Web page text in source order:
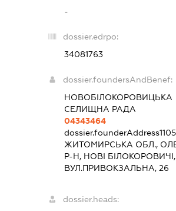
-
dossier.edrpo:
34081763
dossier.foundersAndBenef:
НОВОБІЛОКОРОВИЦЬКА
СЕЛИЩНА РАДА
04343464
dossier.founderAddress
ЖИТОМИРСЬКА ОБЛ.,
Р-Н, НОВІ БІЛОКОРОВИЧІ,
ВУЛ.ПРИВОКЗАЛЬНА, 26
dossier.heads: